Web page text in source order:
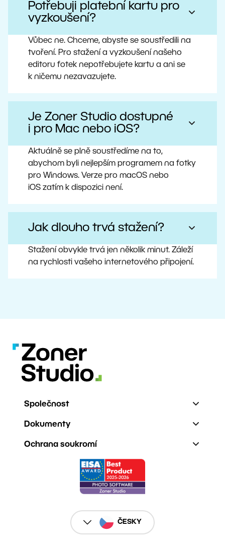
Potřebuji platební kartu pro
vyzkoušení?
Vůbec ne. Chceme, abyste se soustředili na
tvoření. Pro stažení a vyzkoušení našeho
editoru fotek nepotřebujete kartu a ani se
k ničemu nezavazujete.
Je Zoner Studio dostupné
i pro Mac nebo iOS?
Aktuálně se plně soustředíme na to,
abychom byli nejlepším programem na fotky
pro Windows. Verze pro macOS nebo
iOS zatím k dispozici není.
Jak dlouho trvá stažení?
Stažení obvykle trvá jen několik minut. Záleží
na rychlosti vašeho internetového připojení.
Společnost
Dokumenty
Ochrana soukromí
ČESKY